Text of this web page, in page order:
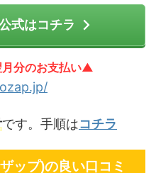
式はコチラ
分のお支払い▲
です。手順はコチラ
ップ)の良い口コミ